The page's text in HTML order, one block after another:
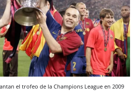
el trofeo de la Champions League en 2009